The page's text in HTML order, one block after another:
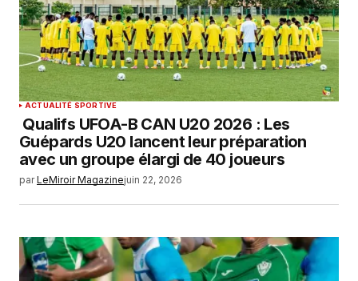
ACTUALITÉ SPORTIVE
Qualifs UFOA-B CAN U20 2026 : Les
Guépards U20 lancent leur préparation
avec un groupe élargi de 40 joueurs
par LeMiroir Magazinejuin 22, 2026